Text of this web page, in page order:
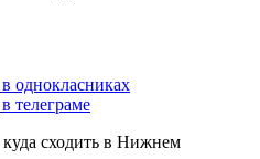
однокласниках
телеграме
сходить в Нижнем